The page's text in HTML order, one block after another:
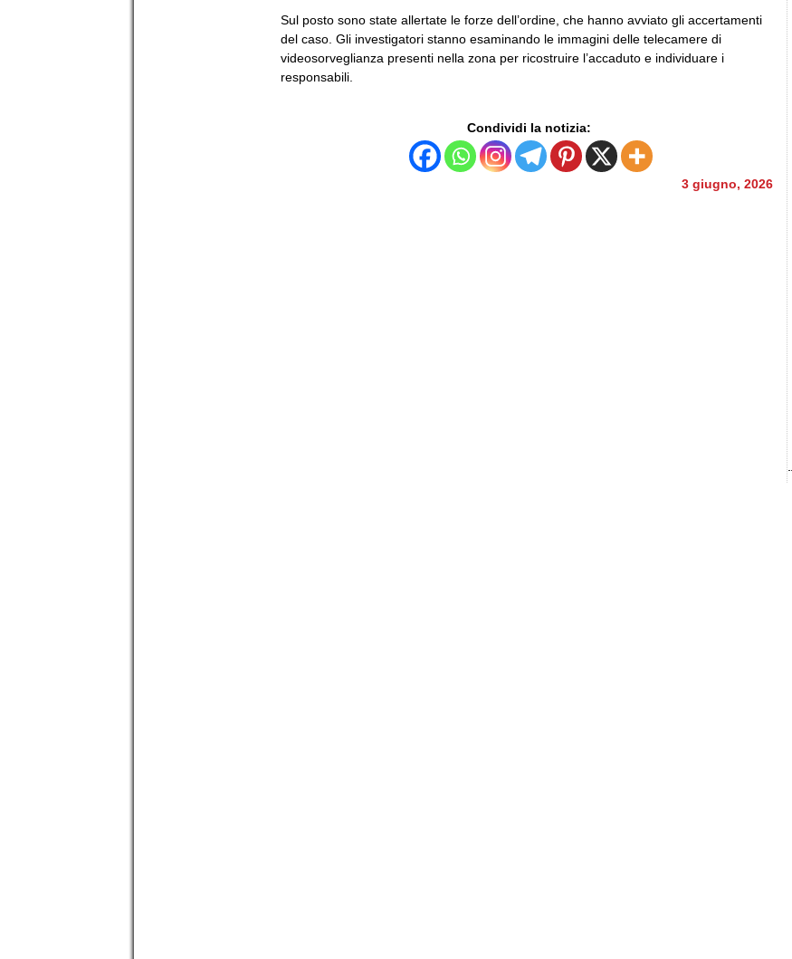
Sul posto sono state allertate le forze dell’ordine, che hanno avviato gli accertamenti
del caso. Gli investigatori stanno esaminando le immagini delle telecamere di
videosorveglianza presenti nella zona per ricostruire l’accaduto e individuare i
responsabili.
Condividi la notizia:
3 giugno, 2026